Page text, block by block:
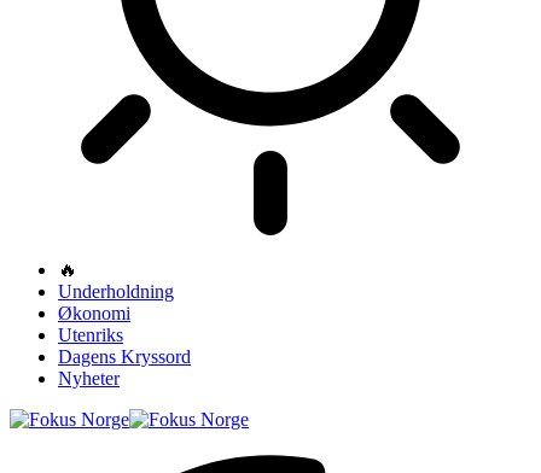
🔥
Underholdning
Økonomi
Utenriks
Dagens Kryssord
Nyheter